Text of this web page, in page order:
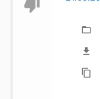
thumb_down
folder_open
file_download
content_copy